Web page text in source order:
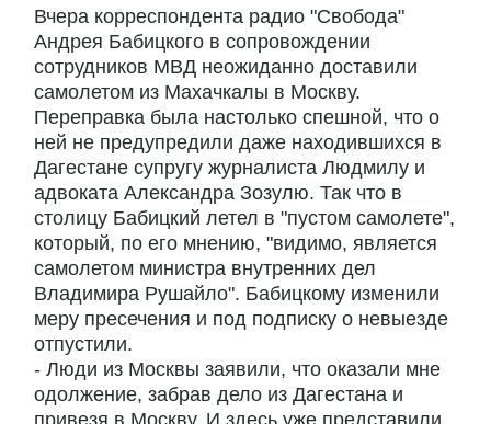
Вчера корреспондента радио "Свобода"
Андрея Бабицкого в сопровождении
сотрудников МВД неожиданно доставили
самолетом из Махачкалы в Москву.
Переправка была настолько спешной, что о
ней не предупредили даже находившихся в
Дагестане супругу журналиста Людмилу и
адвоката Александра Зозулю. Так что в
столицу Бабицкий летел в "пустом самолете",
который, по его мнению, "видимо, является
самолетом министра внутренних дел
Владимира Рушайло". Бабицкому изменили
меру пресечения и под подписку о невыезде
отпустили.
- Люди из Москвы заявили, что оказали мне
одолжение, забрав дело из Дагестана и